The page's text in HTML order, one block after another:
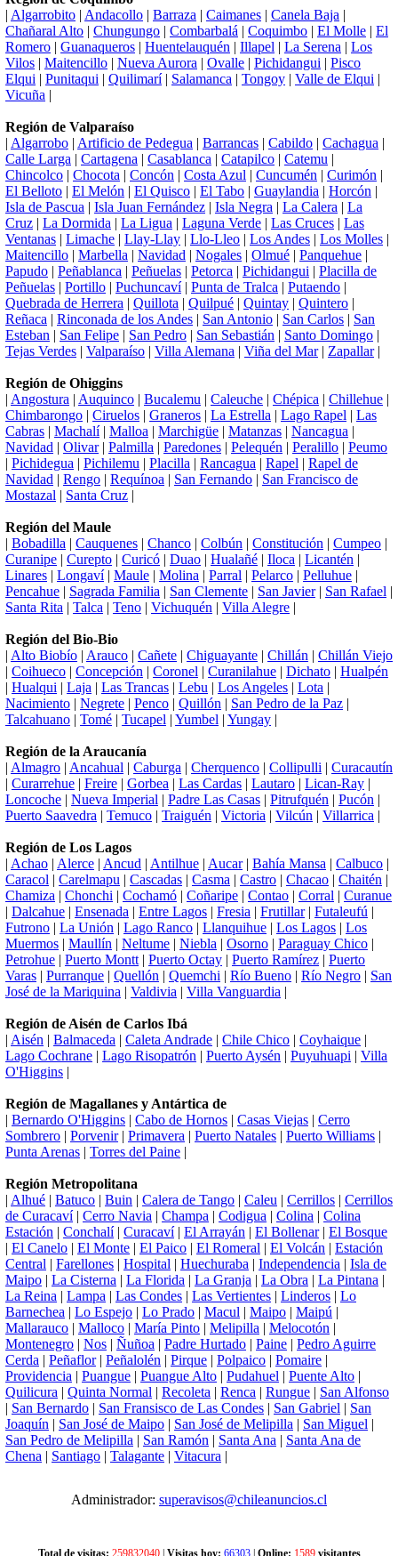
| Algarrobito | Andacollo | Barraza | Caimanes | Canela Baja |
Chañaral Alto | Chungungo | Combarbalá | Coquimbo | El Molle | El
Romero | Guanaqueros | Huentelauquén | Illapel | La Serena | Los
Vilos | Maitencillo | Nueva Aurora | Ovalle | Pichidangui | Pisco
Elqui | Punitaqui | Quilimarí| Salamanca | Tongoy | Valle de Elqui |
Vicuña |
Región de Valparaíso
| Algarrobo | Artificio de Pedegua | Barrancas | Cabildo | Cachagua |
Calle Larga | Cartagena | Casablanca | Catapilco | Catemu |
Chincolco | Chocota | Concón | Costa Azul | Cuncumén | Curimón |
El Belloto | El Melón | El Quisco | El Tabo | Guaylandia | Horcón |
Isla de Pascua | Isla Juan Fernández | Isla Negra | La Calera | La
Cruz | La Dormida | La Ligua | Laguna Verde | Las Cruces | Las
Ventanas | Limache | Llay-Llay | Llo-Lleo | Los Andes | Los Molles |
Maitencillo | Marbella | Navidad | Nogales | Olmué | Panquehue |
Papudo | Peñablanca | Peñuelas | Petorca | Pichidangui | Placilla de
Peñuelas | Portillo | Puchuncaví| Punta de Tralca | Putaendo |
Quebrada de Herrera | Quillota | Quilpué | Quintay | Quintero |
Reñaca | Rinconada de los Andes | San Antonio | San Carlos | San
Esteban | San Felipe | San Pedro | San Sebastián | Santo Domingo |
Tejas Verdes | Valparaíso | Villa Alemana | Viña del Mar| Zapallar|
Región de Ohiggins
| Angostura | Auquinco | Bucalemu | Caleuche | Chépica | Chillehue |
Chimbarongo | Ciruelos | Graneros | La Estrella | Lago Rapel | Las
Cabras | Machalí| Malloa | Marchigüe | Matanzas | Nancagua |
Navidad | Olivar| Palmilla | Paredones | Pelequén | Peralillo | Peumo
| Pichidegua | Pichilemu | Placilla | Rancagua | Rapel | Rapel de
Navidad | Rengo | Requínoa | San Fernando | San Francisco de
Mostazal | Santa Cruz |
Región del Maule
| Bobadilla | Cauquenes | Chanco | Colbún | Constitución | Cumpeo |
Curanipe | Curepto | Curicó | Duao | Hualañé | Iloca | Licantén |
Linares | Longaví| Maule | Molina | Parral | Pelarco | Pelluhue |
Pencahue | Sagrada Familia | San Clemente | San Javier| San Rafael |
Santa Rita | Talca | Teno | Vichuquén | Villa Alegre |
Región del Bio-Bio
| Alto Biobío | Arauco | Cañete | Chiguayante | Chillán | Chillán Viejo
| Coihueco | Concepción | Coronel | Curanilahue | Dichato | Hualpén
| Hualqui | Laja | Las Trancas | Lebu | Los Angeles | Lota |
Nacimiento | Negrete | Penco | Quillón | San Pedro de la Paz |
Talcahuano | Tomé | Tucapel | Yumbel | Yungay |
Región de la Araucanía
| Almagro | Ancahual | Caburga | Cherquenco | Collipulli | Curacautín
| Curarrehue | Freire | Gorbea | Las Cardas | Lautaro | Lican-Ray |
Loncoche | Nueva Imperial | Padre Las Casas | Pitrufquén | Pucón |
Puerto Saavedra | Temuco | Traiguén | Victoria | Vilcún | Villarrica |
Región de Los Lagos
| Achao | Alerce | Ancud | Antilhue | Aucar| Bahía Mansa | Calbuco |
Caracol | Carelmapu | Cascadas | Casma | Castro | Chacao | Chaitén |
Chamiza | Chonchi | Cochamó | Coñaripe | Contao | Corral | Curanue
| Dalcahue | Ensenada | Entre Lagos | Fresia | Frutillar| Futaleufú |
Futrono | La Unión | Lago Ranco | Llanquihue | Los Lagos | Los
Muermos | Maullín | Neltume | Niebla | Osorno | Paraguay Chico |
Petrohue | Puerto Montt | Puerto Octay | Puerto Ramírez | Puerto
Varas | Purranque | Quellón | Quemchi | Río Bueno | Río Negro | San
José de la Mariquina | Valdivia | Villa Vanguardia |
Región de Aisén de Carlos Ibá
| Aisén | Balmaceda | Caleta Andrade | Chile Chico | Coyhaique |
Lago Cochrane | Lago Risopatrón | Puerto Aysén | Puyuhuapi | Villa
O'Higgins |
Región de Magallanes y Antártica de
| Bernardo O'Higgins | Cabo de Hornos | Casas Viejas | Cerro
Sombrero | Porvenir| Primavera | Puerto Natales | Puerto Williams |
Punta Arenas | Torres del Paine |
Región Metropolitana
| Alhué | Batuco | Buin | Calera de Tango | Caleu | Cerrillos | Cerrillos
de Curacaví| Cerro Navia | Champa | Codigua | Colina | Colina
Estación | Conchalí| Curacaví| El Arrayán | El Bollenar| El Bosque
| El Canelo | El Monte | El Paico | El Romeral | El Volcán | Estación
Central | Farellones | Hospital | Huechuraba | Independencia | Isla de
Maipo | La Cisterna | La Florida | La Granja | La Obra | La Pintana |
La Reina | Lampa | Las Condes | Las Vertientes | Linderos | Lo
Barnechea | Lo Espejo | Lo Prado | Macul | Maipo | Maipú |
Mallarauco | Malloco | María Pinto | Melipilla | Melocotón |
Montenegro | Nos | Ñuñoa | Padre Hurtado | Paine | Pedro Aguirre
Cerda | Peñaflor| Peñalolén | Pirque | Polpaico | Pomaire |
Providencia | Puangue | Puangue Alto | Pudahuel | Puente Alto |
Quilicura | Quinta Normal | Recoleta | Renca | Rungue | San Alfonso
| San Bernardo | San Fransisco de Las Condes | San Gabriel | San
Joaquín | San José de Maipo | San José de Melipilla | San Miguel |
San Pedro de Melipilla | San Ramón | Santa Ana | Santa Ana de
Chena | Santiago | Talagante | Vitacura |
Administrador: superavisos@chileanuncios.cl
Total de visitas: 259832040| Visitas hoy: 66303| Online: 1589 visitantes